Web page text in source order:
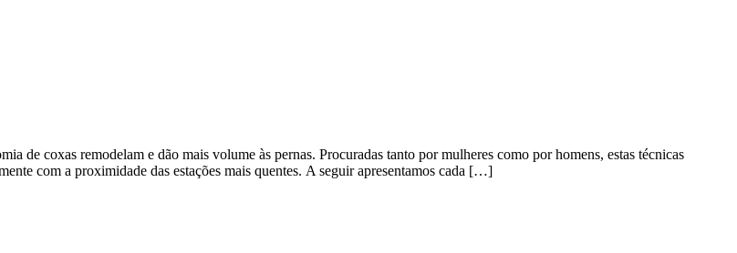
de coxas remodelam e dão mais volume às pernas. Procuradas tanto por mulheres como por homens, estas técnicas
com a proximidade das estações mais quentes. A seguir apresentamos cada […]